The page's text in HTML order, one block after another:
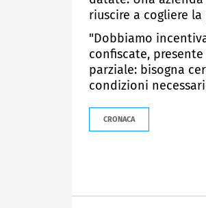
riuscire a cogliere
"Dobbiamo
confiscate,
parziale: bisogna
condizioni
CRONACA